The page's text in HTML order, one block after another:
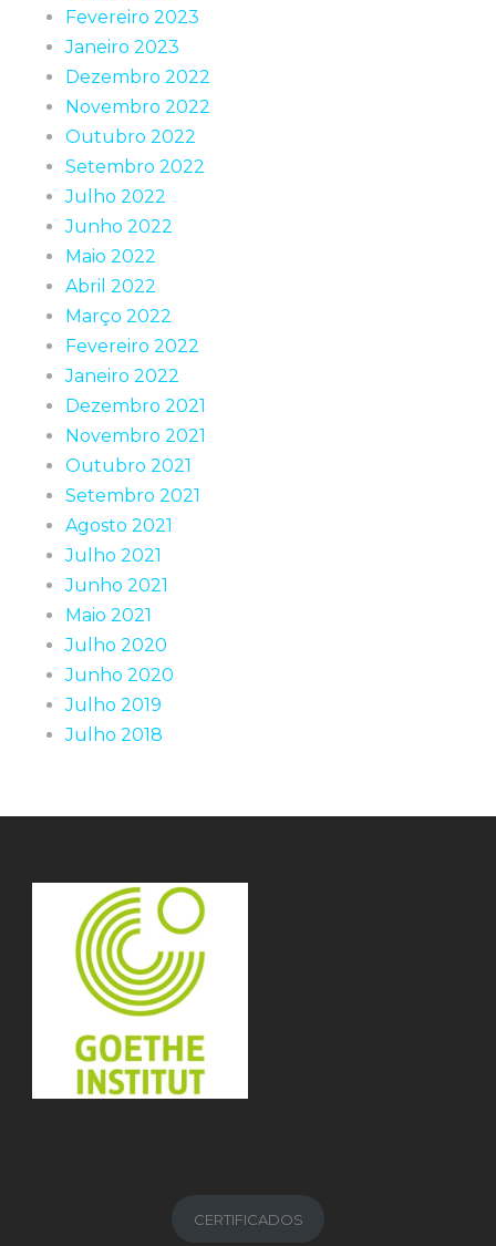
Fevereiro 2023
Janeiro 2023
Dezembro 2022
Novembro 2022
Outubro 2022
Setembro 2022
Julho 2022
Junho 2022
Maio 2022
Abril 2022
Março 2022
Fevereiro 2022
Janeiro 2022
Dezembro 2021
Novembro 2021
Outubro 2021
Setembro 2021
Agosto 2021
Julho 2021
Junho 2021
Maio 2021
Julho 2020
Junho 2020
Julho 2019
Julho 2018
CERTIFICADOS